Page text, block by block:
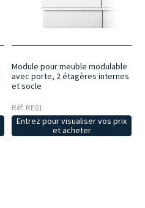
Module pour meuble modulable
avec porte, 2 étagères internes
et socle
Réf: RE01
Entrez pour visualiser vos prix
et acheter